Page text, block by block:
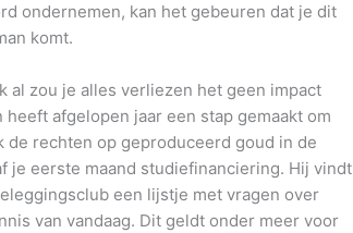
ondernemen, kan het gebeuren dat je dit
komt.
al zou je alles verliezen het geen impact
afgelopen jaar een stap gemaakt om
rechten op geproduceerd goud in de
je eerste maand studiefinanciering. Hij vindt
een lijstje met vragen over
van vandaag. Dit geldt onder meer voor